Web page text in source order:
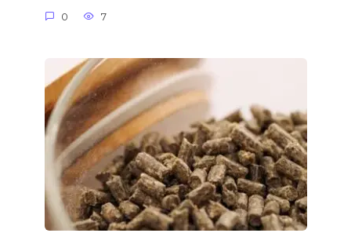
0 7